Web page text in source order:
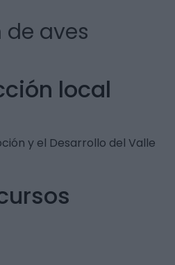
aves
local
y el Desarrollo del Valle